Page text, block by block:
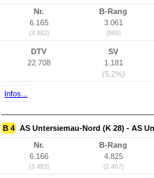
Nr.
6.165
(3.482)
B-Rang
3.061
(869)
DTV
22.708
SV
1.181
(5,2%)
Infos...
B 4 AS Untersiemau-Nord (K 28) - AS
Nr.
6.166
(3.483)
B-Rang
4.825
(2.467)